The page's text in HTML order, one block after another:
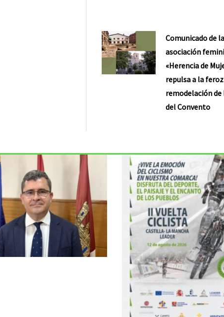
Comunicado de la
asociación
«Herencia de
repulsa a la feroz
remodelación de
del Convento